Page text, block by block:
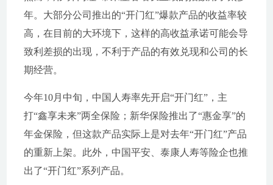
年。大部分公司推出的“开门红”爆款产品的收益率较
高，在目前的大环境下，这样的高收益承诺可能会导
致利差损的出现，不利于产品的有效兑现和公司的长
期经营。
今年10月中旬，中国人寿率先开启“开门红”，主
打“鑫享未来”两全保险；新华保险推出了“惠金享”的
年金保险，但这款产品实际上是对去年“开门红”产品
的重新上架。此外，中国平安、泰康人寿等险企也推
出了“开门红”系列产品。